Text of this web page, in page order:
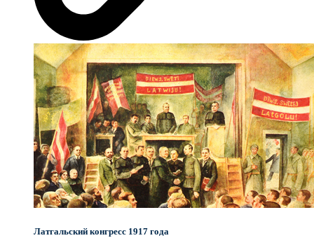
Латгальский конгресс 1917 года